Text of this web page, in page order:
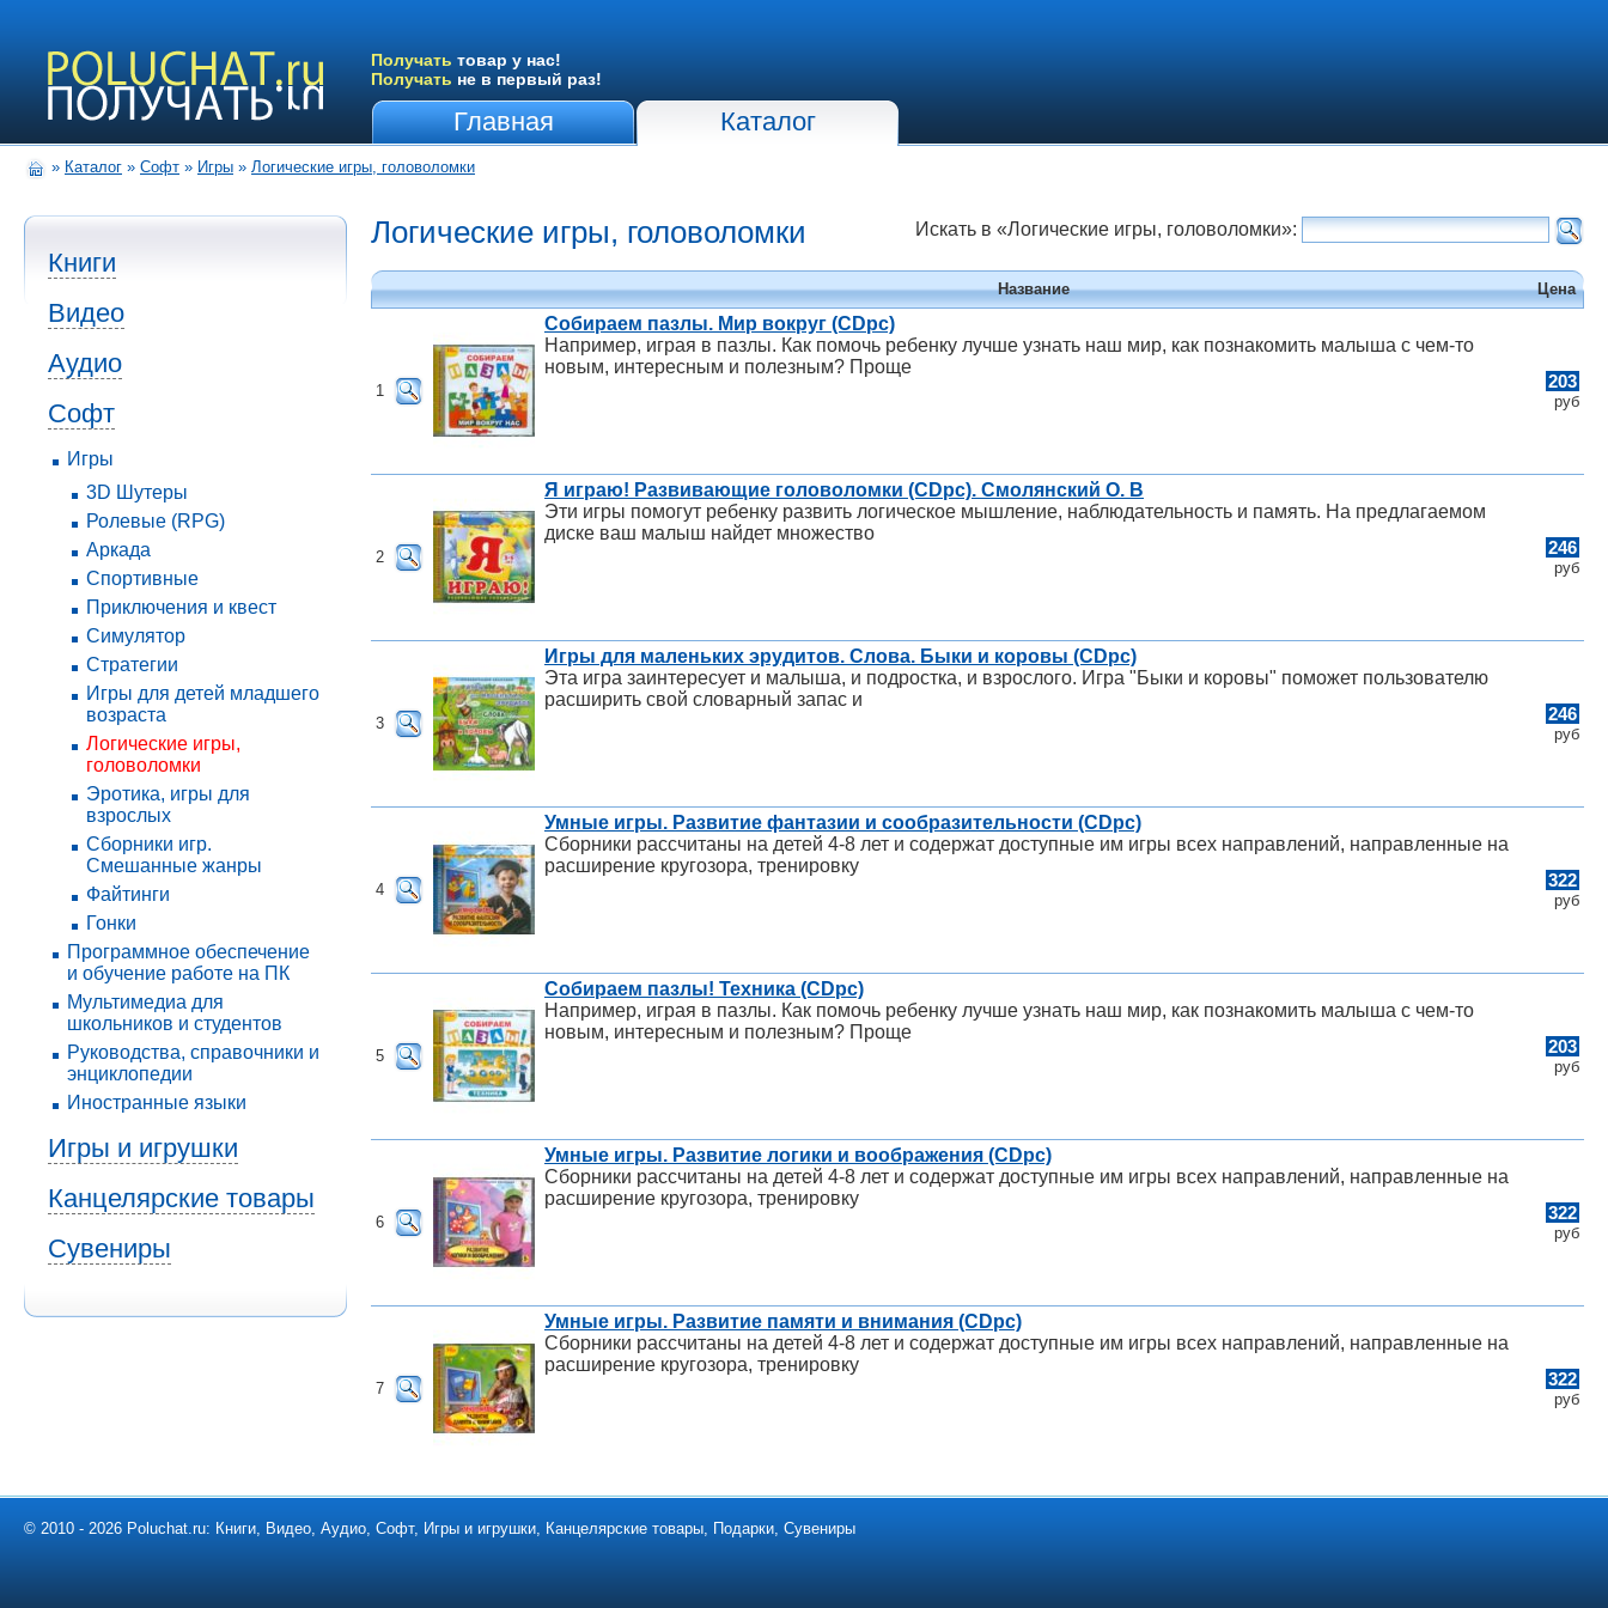
Получать товар у нас!
Получать не в первый раз!
Главная Каталог
» Каталог » Софт » Игры » Логические игры, головоломки
Книги
Видео
Аудио
Софт
Игры
3D Шутеры
Ролевые (RPG)
Аркада
Спортивные
Приключения и квест
Симулятор
Стратегии
Игры для детей младшего
возраста
Логические игры,
головоломки
Эротика, игры для
взрослых
Сборники игр.
Смешанные жанры
Файтинги
Гонки
Программное обеспечение
и обучение работе на ПК
Мультимедиа для
школьников и студентов
Руководства, справочники и
энциклопедии
Иностранные языки
Игры и игрушки
Канцелярские товары
Сувениры
Искать в «Логические игры, головоломки»:
Логические игры, головоломки
Название Цена
1
Собираем пазлы. Мир вокруг (CDpc)
Например, играя в пазлы. Как помочь ребенку лучше узнать наш мир, как познакомить малыша с чем-то
новым, интересным и полезным? Проще
203
руб
2
Я играю! Развивающие головоломки (CDpc). Смолянский О. В
Эти игры помогут ребенку развить логическое мышление, наблюдательность и память. На предлагаемом
диске ваш малыш найдет множество
246
руб
3
Игры для маленьких эрудитов. Слова. Быки и коровы (CDpc)
Эта игра заинтересует и малыша, и подростка, и взрослого. Игра "Быки и коровы" поможет пользователю
расширить свой словарный запас и
246
руб
4
Умные игры. Развитие фантазии и сообразительности (CDpc)
Сборники рассчитаны на детей 4-8 лет и содержат доступные им игры всех направлений, направленные на
расширение кругозора, тренировку
322
руб
5
Собираем пазлы! Техника (CDpc)
Например, играя в пазлы. Как помочь ребенку лучше узнать наш мир, как познакомить малыша с чем-то
новым, интересным и полезным? Проще
203
руб
6
Умные игры. Развитие логики и воображения (CDpc)
Сборники рассчитаны на детей 4-8 лет и содержат доступные им игры всех направлений, направленные на
расширение кругозора, тренировку
322
руб
7
Умные игры. Развитие памяти и внимания (CDpc)
Сборники рассчитаны на детей 4-8 лет и содержат доступные им игры всех направлений, направленные на
расширение кругозора, тренировку
322
руб
© 2010 - 2026 Poluchat.ru: Книги, Видео, Аудио, Софт, Игры и игрушки, Канцелярские товары, Подарки, Сувениры